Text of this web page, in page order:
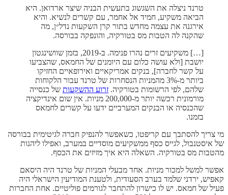
טרנד ניצלה את השגשוג בתעשית הבניה שיצר ארדואן. היא
הביאה משקיע, חמיד אל אחמר, עם קשרים לנשיא. והיא
אירגנה את עצמה מחדש בתור קרן השקעות נדל״ן, מה
שהקנה לה הטבות מס בטורקיה, והונפקה בבורסה.
[…] משקיעים זרים נהרו פנימה. ב-2019, בזמן שוושינגטון
יושבת [ולא עושה כלום עם היומנים של החמאס, שהצביעו
על קשר לחברה], בנקים אמריקאיים ואירופאיים החזיקו
ביותר מ-3% מהמניות הנסחרות של טרנד עבור הלקוחות
שלהם, לפי הרשומות בטורקיה. זרוע ההשקעות של כנסייה
מורמונית רכשה יותר מ-200,000 מניות. אין שום אינדיקציה
שהכנסיה או הבנקים המערביים ידעו על קשרים לחמאס
בזמנו.
מי צריך להסתבך עם קריפטו, כשאפשר להנפיק חברה לגיטימית בבורסה
של איסטנבול, לגייס כסף ממשקיעים מוסדיים במערב, ואפילו ליהנות
מהטבות מס בטורקיה. השאלה היא איך מזיזים את הכסף.
אפשר למשל למכור מניות. אחד מבעלי המניות של טרנד היה היסאם
קאפיש, ירדני שלמד בערב הסעודית, ולטענת המודיעין הישראלי היה
פעיל של חמאס. יש לו כישרון להתחבר לגורמים פוליטיים. אחת החברות